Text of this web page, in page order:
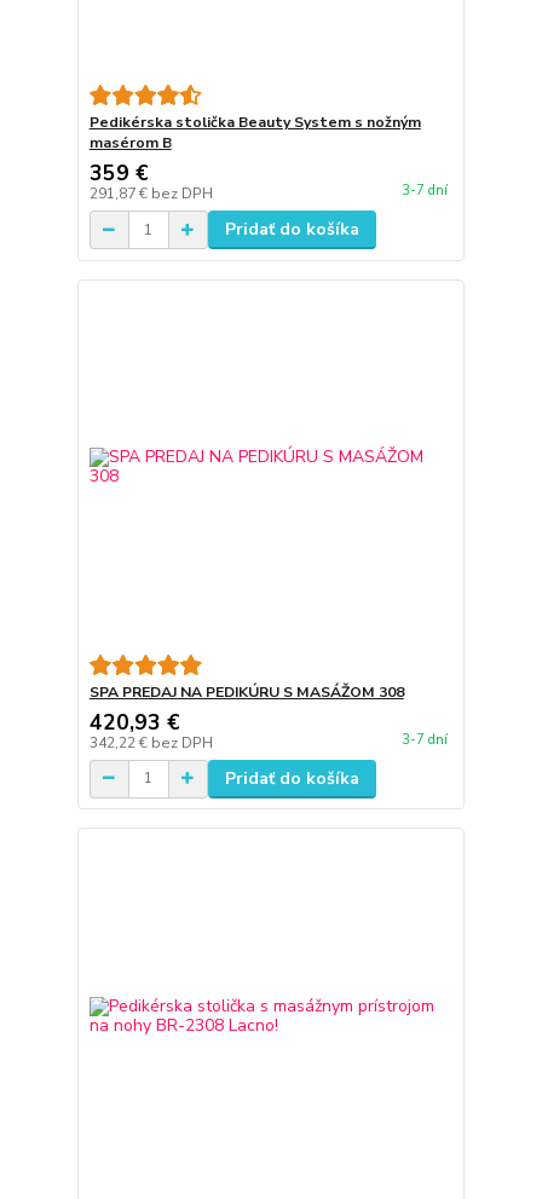
Pedikérska stolička Beauty System s nožným
masérom B
359 €
291,87 € bez DPH 3-7 dní
Pridať do košíka
SPA PREDAJ NA PEDIKÚRU S MASÁŽOM 308
420,93 €
342,22 € bez DPH 3-7 dní
Pridať do košíka